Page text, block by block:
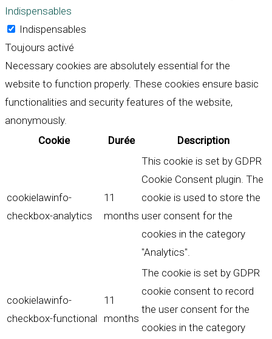
Indispensables
Indispensables
Toujours activé
Necessary cookies are absolutely essential for the
website to function properly. These cookies ensure basic
functionalities and security features of the website,
anonymously.
Cookie
Durée Description
cookielawinfo-
checkbox-analytics
11
months
This cookie is set by GDPR
Cookie Consent plugin. The
cookie is used to store the
user consent for the
cookies in the category
"Analytics".
cookielawinfo-
checkbox-functional
11
months
The cookie is set by GDPR
cookie consent to record
the user consent for the
cookies in the category